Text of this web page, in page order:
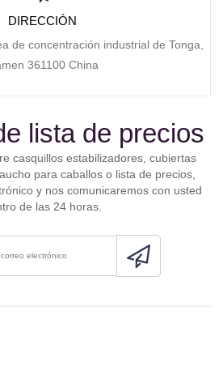
DIRECCIÓN
de concentración industrial de Tonga,
361100 China
lista de precios
casquillos estabilizadores, cubiertas
para caballos o lista de precios,
y nos comunicaremos con usted
de las 24 horas.